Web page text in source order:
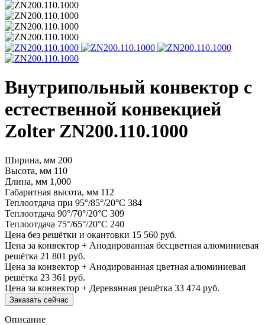
Внутрипольный конвектор с
естественной конвекцией
Zolter ZN200.110.1000
Ширина, мм 200
Высота, мм 110
Длина, мм 1,000
Габаритная высота, мм 112
Теплоотдача при 95°/85°/20°С 384
Теплоотдача 90°/70°/20°С 309
Теплоотдача 75°/65°/20°С 240
Цена без решётки и окантовки 15 560 руб.
Цена за конвектор + Анодированная бесцветная алюминиевая
решётка 21 801 руб.
Цена за конвектор + Анодированная цветная алюминиевая
решётка 23 361 руб.
Цена за конвектор + Деревянная решётка 33 474 руб.
Заказать сейчас
Описание